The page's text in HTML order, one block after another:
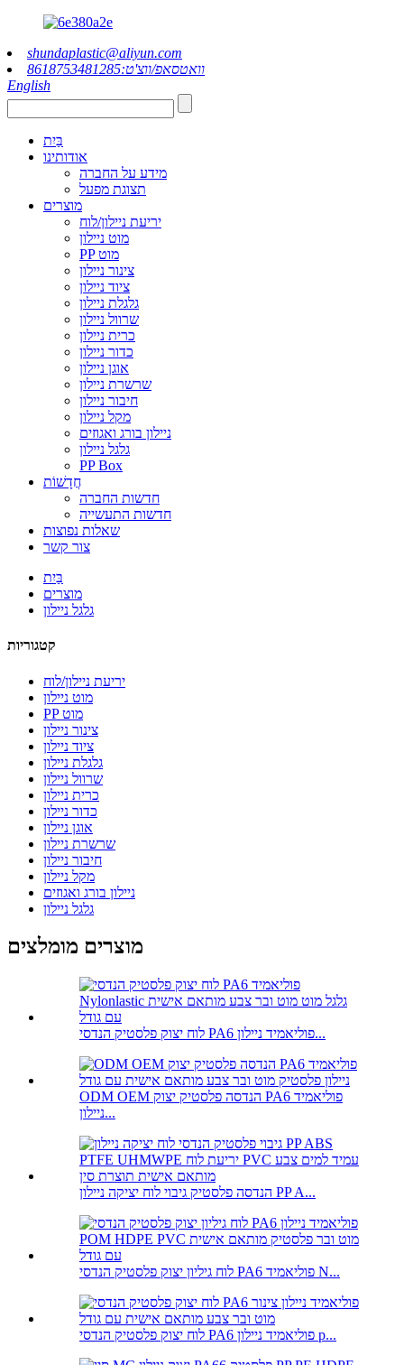
shundaplastic@aliyun.com
וואטסאפ/ווצ'ט:8618753481285
English
בַּיִת
אודותינו
מידע על החברה
תצוגת מפעל
מוצרים
יריעת ניילון/לוח
מוט ניילון
PP מוט
צינור ניילון
ציוד ניילון
גלגלת ניילון
שרוול ניילון
כרית ניילון
כדור ניילון
אוגן ניילון
שרשרת ניילון
חיבור ניילון
מקל ניילון
ניילון בורג ואגוזים
גלגל ניילון
PP Box
חֲדָשׁוֹת
חדשות החברה
חדשות התעשייה
שאלות נפוצות
צור קשר
בַּיִת
מוצרים
גלגל ניילון
קטגוריות
יריעת ניילון/לוח
מוט ניילון
PP מוט
צינור ניילון
ציוד ניילון
גלגלת ניילון
שרוול ניילון
כרית ניילון
כדור ניילון
אוגן ניילון
שרשרת ניילון
חיבור ניילון
מקל ניילון
ניילון בורג ואגוזים
גלגל ניילון
מוצרים מומלצים
לוח יצוק פלסטיק הנדסי PA6 פוליאמיד ניילון...
ODM OEM הנדסה פלסטיק יצוק PA6 פוליאמיד
ניילון...
הנדסה פלסטיק גיבוי לוח יציקה ניילון PP A...
לוח גיליון יצוק פלסטיק הנדסי PA6 פוליאמיד N...
לוח יצוק פלסטיק הנדסי PA6 פוליאמיד ניילון p...